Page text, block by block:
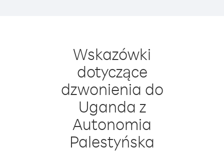
Wskazówki
dotyczące
dzwonienia do
Uganda z
Autonomia
Palestyńska